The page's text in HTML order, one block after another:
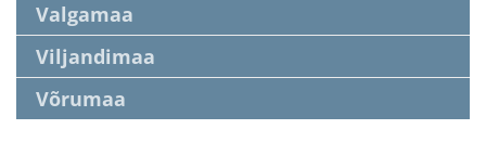
Valgamaa
Viljandimaa
Võrumaa